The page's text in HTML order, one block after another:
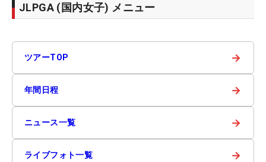
JLPGA (国内女子) メニュー
ツアーTOP →
年間日程 →
ニュース一覧 →
ライブフォト一覧 →